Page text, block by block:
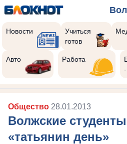
Новости
Учиться
готов
Авто Работа
Общество 28.01.2013
Волжские
«татьянин день»